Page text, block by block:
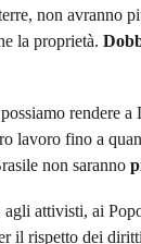
non avranno
la proprietà.
rendere a
lavoro fino a
non saranno
attivisti, ai
il rispetto dei